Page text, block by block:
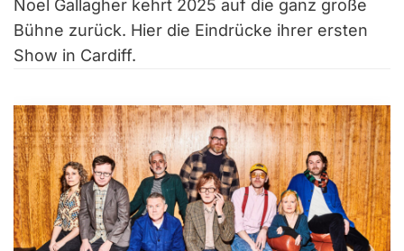
Noel Gallagher kehrt 2025 auf die ganz große
Bühne zurück. Hier die Eindrücke ihrer ersten
Show in Cardiff.